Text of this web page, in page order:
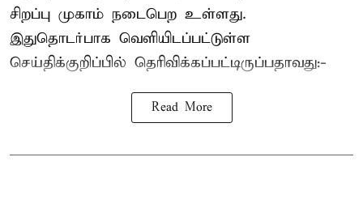
சிறப்பு முகாம் நடைபெற உள்ளது.
இதுதொடர்பாக வெளியிடப்பட்டுள்ள
செய்திக்குறிப்பில் தெரிவிக்கப்பட்டிருப்பதாவது:-
Read More